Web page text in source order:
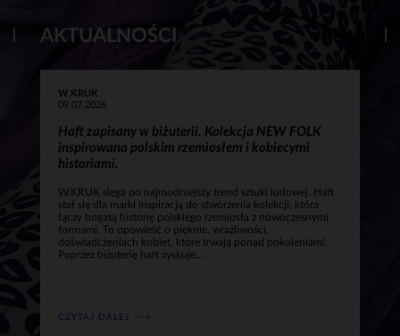
AKTUALNOŚCI
W.KRUK
09.07.2026
Haft zapisany w biżuterii. Kolekcja NEW FOLK
inspirowana polskim rzemiosłem i kobiecymi
historiami.
W.KRUK sięga po najmodniejszy trend sztuki ludowej. Haft
stał się dla marki inspiracją do stworzenia kolekcji, która
łączy bogatą historię polskiego rzemiosła z nowoczesnymi
formami. To opowieść o pięknie, wrażliwości,
doświadczeniach kobiet, które trwają ponad pokoleniami.
Poprzez biżuterię haft zyskuje...
CZYTAJ DALEJ